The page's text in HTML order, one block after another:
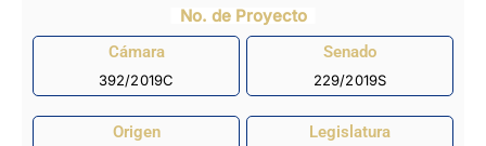
No. de Proyecto
Cámara
392/2019C
Senado
229/2019S
Origen Legislatura